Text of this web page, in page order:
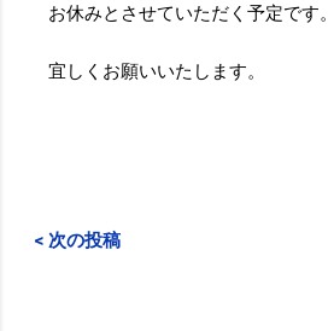
お休みとさせていただく予定です。
宜しくお願いいたします。
< 次の投稿